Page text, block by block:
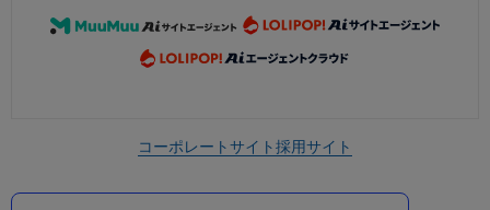
コーポレートサイト採用サイト